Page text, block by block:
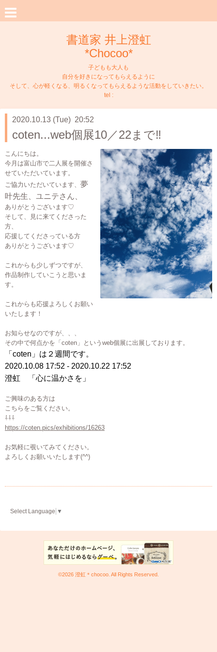
書道家 井上澄虹
*Chocoo*
子どもも大人も
自分を好きになってもらえるように
そして、心が軽くなる、明るくなってもらえるような活動をしていきたい。
tel :
2020.10.13 (Tue) 20:52
coten...web個展10／22まで‼️
こんにちは。
今月は富山市で二人展を開催さ
せていただいています。
ご協力いただいています、 夢
叶先生、ユニテさん、
ありがとうございます♡
そして、見に来てくださった
方、
応援してくださっている方
ありがとうございます♡
これからも少しずつですが、
作品制作していこうと思いま
す。
これからも応援よろしくお願い
いたします！
お知らせなのですが、、、
その中で何点かを「coten」というweb個展に出展しております。
「coten」は２週間です。
2020.10.08 17:52 - 2020.10.22 17:52
澄虹 「心に温かさを」
ご興味のある方は
こちらをご覧ください。
⇩⇩⇩
https://coten.pics/exhibitions/16263
お気軽に覗いてみてください。
よろしくお願いいたします(^^)
Select Language ▼
©2026 澄虹＊chocoo . All Rights Reserved.